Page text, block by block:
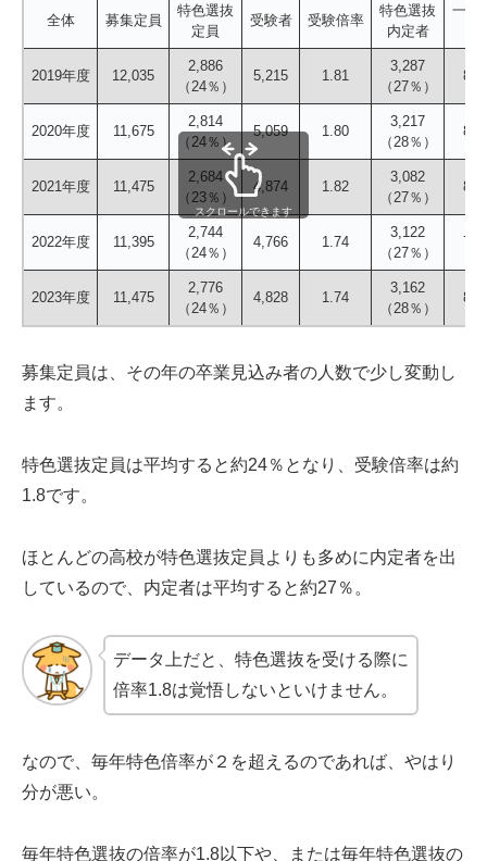
全体 募集定員
特色選抜
定員
受験者 受験倍率
特色選抜
内定者
一般
2019年度 12,035
2,886
（24％）
5,215 1.81
3,287
（27％）
2020年度 11,675
2,814
（24％）
5,059 1.80
3,217
（28％）
2021年度 11,475
2,684
（23％）
4,874 1.82
3,082
（27％）
2022年度 11,395
2,744
（24％）
4,766 1.74
3,122
（27％）
2023年度 11,475
2,776
（24％）
4,828 1.74
3,162
（28％）
スクロールできます
募集定員は、その年の卒業見込み者の人数で少し変動し
ます。
特色選抜定員は平均すると約24％となり、受験倍率は約
1.8です。
ほとんどの高校が特色選抜定員よりも多めに内定者を出
しているので、内定者は平均すると約27％。
データ上だと、特色選抜を受ける際に
倍率1.8は覚悟しないといけません。
なので、毎年特色倍率が２を超えるのであれば、やはり
分が悪い。
毎年特色選抜の倍率が1.8以下や、または毎年特色選抜の